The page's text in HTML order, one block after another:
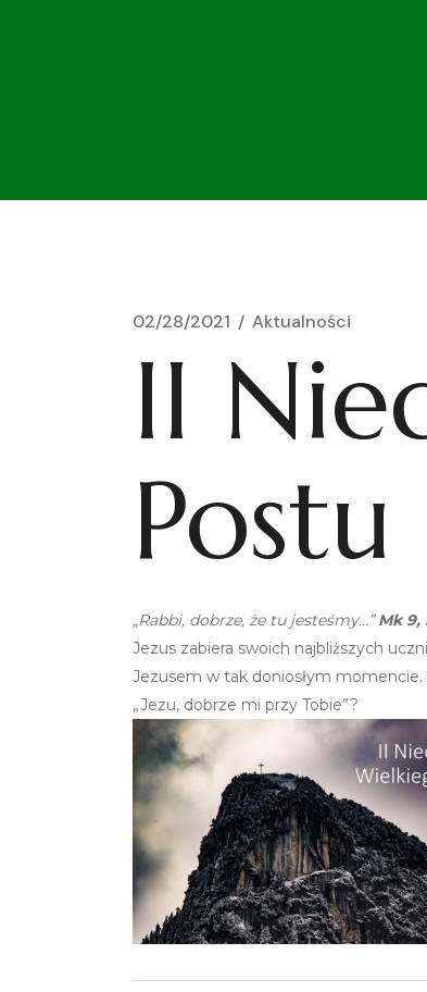
02/28/2021 Aktualności
II
Postu
„Rabbi, dobrze, że tu jesteśmy…”Mk 9,
Jezus zabiera swoich najbliższych
Jezusem w tak doniosłym momencie.
„Jezu, dobrze mi przy Tobie”?